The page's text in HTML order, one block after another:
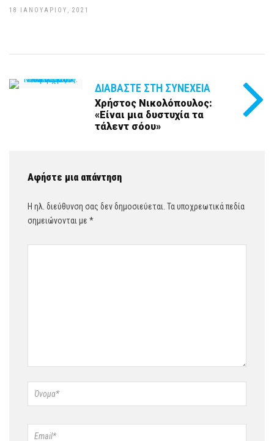
18 ΙΑΝΟΥΑΡΊΟΥ, 2021
ΔΙΑΒΆΣΤΕ ΣΤΗ ΣΥΝΈΧΕΙΑ
Χρήστος Νικολόπουλος:
«Είναι μια δυστυχία τα
τάλεντ σόου»
Αφήστε μια απάντηση
Η ηλ. διεύθυνση σας δεν δημοσιεύεται. Τα υποχρεωτικά πεδία
σημειώνονται με *